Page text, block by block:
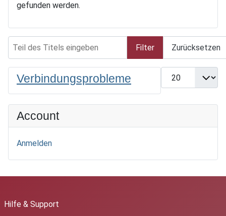
gefunden werden.
Filter Zurücksetzen
Anzeige #
Verbindungsprobleme
Account
Anmelden
Hilfe & Support